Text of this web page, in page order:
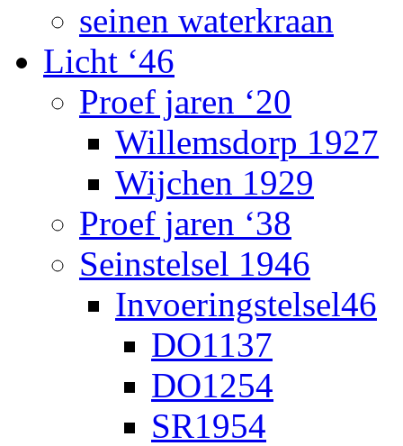
seinen waterkraan
Licht ‘46
Proef jaren ‘20
Willemsdorp 1927
Wijchen 1929
Proef jaren ‘38
Seinstelsel 1946
Invoeringstelsel46
DO1137
DO1254
SR1954